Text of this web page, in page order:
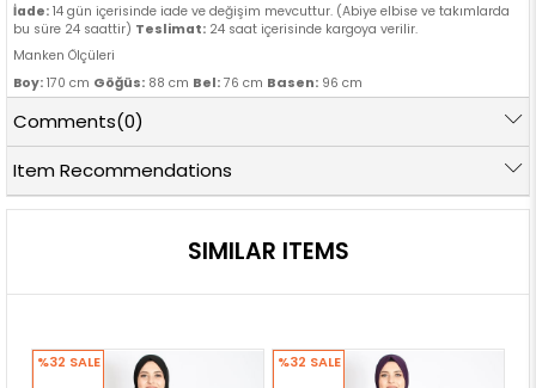
İade: 14 gün içerisinde iade ve değişim mevcuttur. (Abiye elbise ve takımlarda
bu süre 24 saattir) Teslimat: 24 saat içerisinde kargoya verilir.
Manken Ölçüleri
Boy: 170 cm Göğüs: 88 cm Bel: 76 cm Basen: 96 cm
Comments(0)
Item Recommendations
SIMILAR ITEMS
%32 SALE %32 SALE